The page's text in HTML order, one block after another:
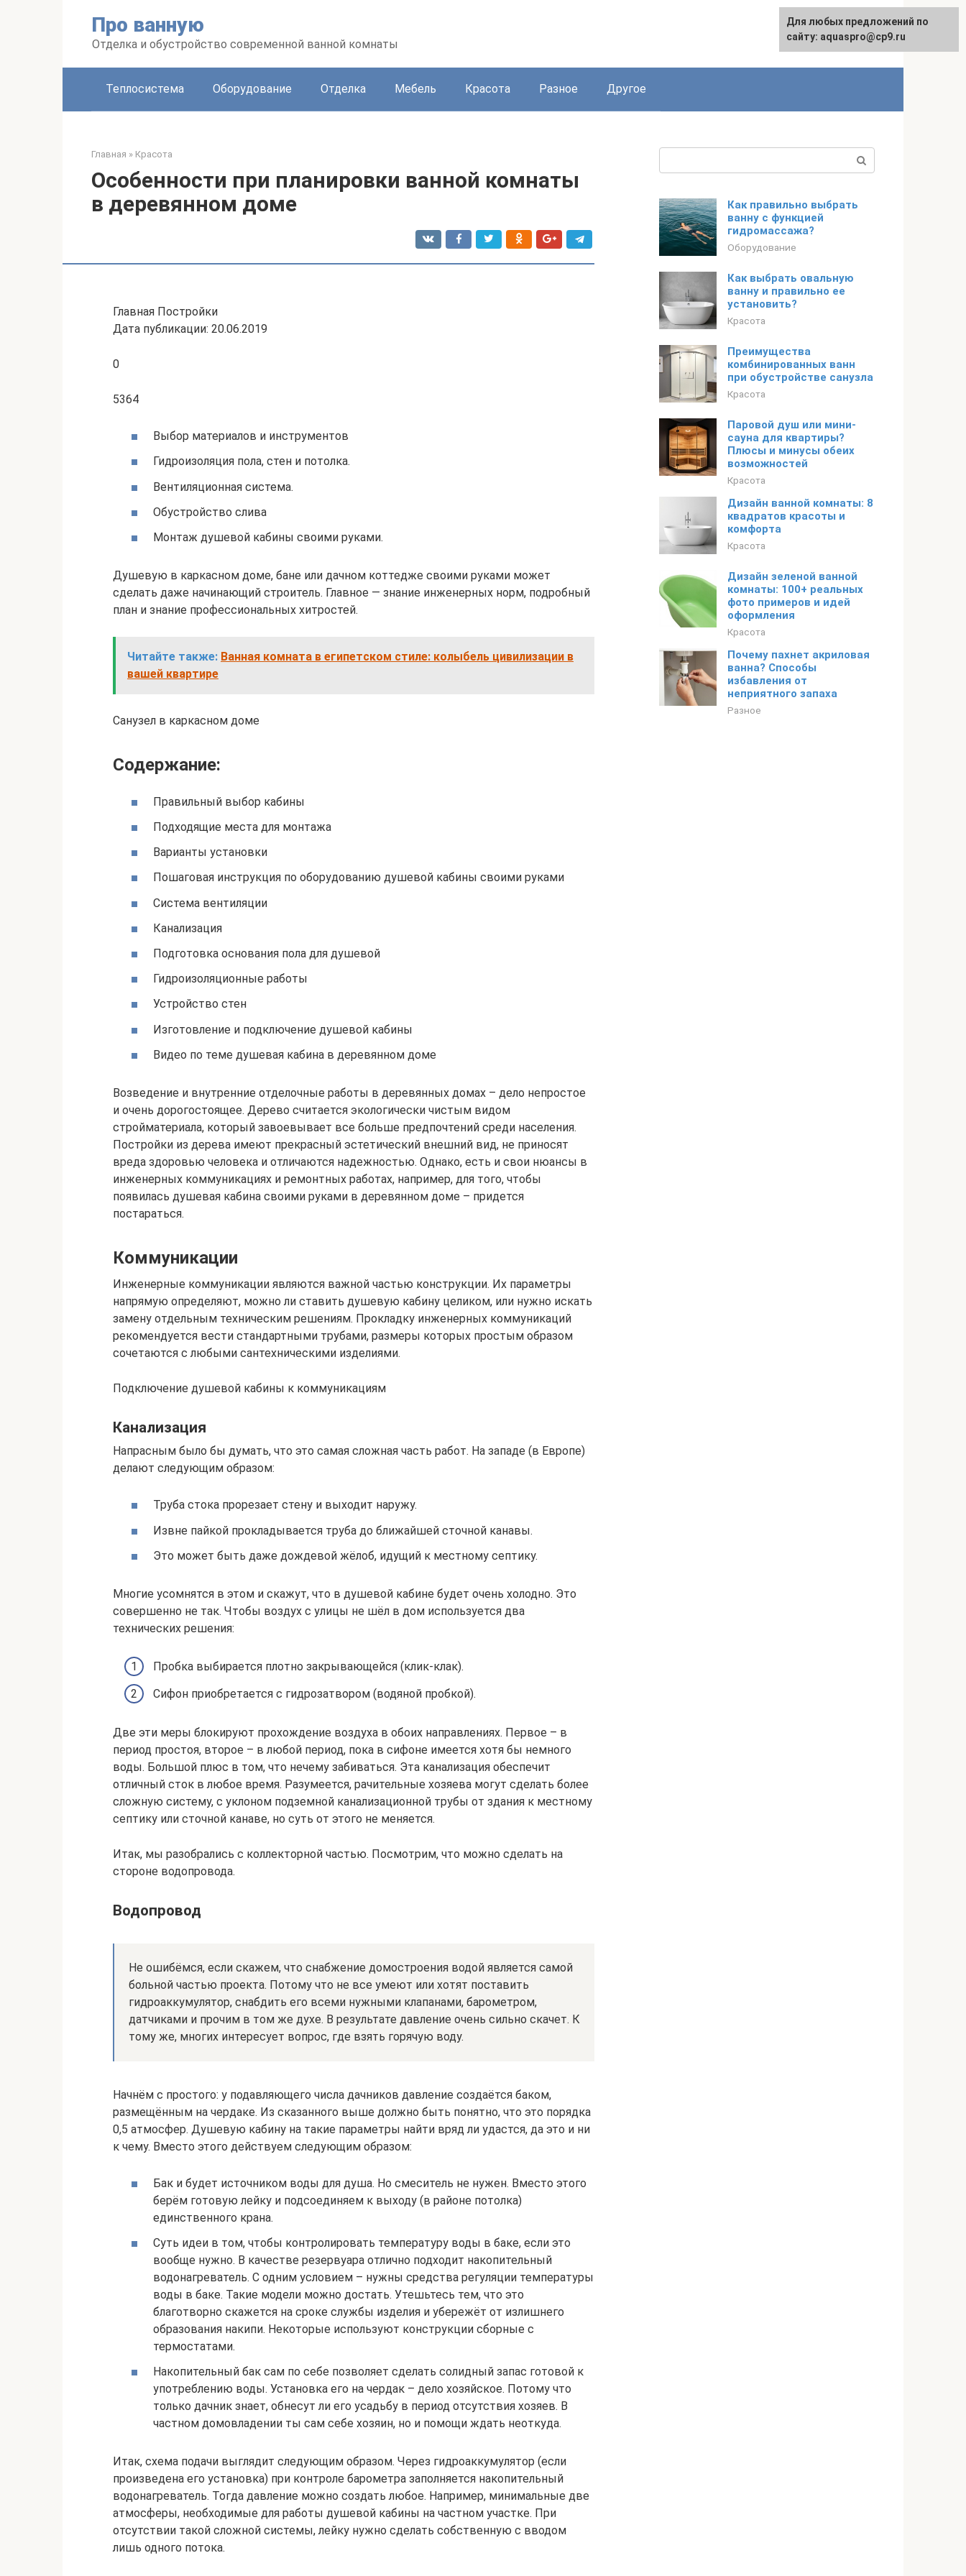
Про ванную
Отделка и обустройство современной ванной комнаты
English
Теплосистема Оборудование Отделка Мебель Красота Разное Другое
Главная » Красота
Особенности при планировки ванной комнаты
в деревянном доме
Главная Постройки
Дата публикации: 20.06.2019
0
5364
Выбор материалов и инструментов
Гидроизоляция пола, стен и потолка.
Вентиляционная система.
Обустройство слива
Монтаж душевой кабины своими руками.
Душевую в каркасном доме, бане или дачном коттедже своими руками может
сделать даже начинающий строитель. Главное — знание инженерных норм, подробный
план и знание профессиональных хитростей.
Читайте также: Ванная комната в египетском стиле: колыбель цивилизации в
вашей квартире
Санузел в каркасном доме
Содержание:
Правильный выбор кабины
Подходящие места для монтажа
Варианты установки
Пошаговая инструкция по оборудованию душевой кабины своими руками
Система вентиляции
Канализация
Подготовка основания пола для душевой
Гидроизоляционные работы
Устройство стен
Изготовление и подключение душевой кабины
Видео по теме душевая кабина в деревянном доме
Возведение и внутренние отделочные работы в деревянных домах – дело непростое
и очень дорогостоящее. Дерево считается экологически чистым видом
стройматериала, который завоевывает все больше предпочтений среди населения.
Постройки из дерева имеют прекрасный эстетический внешний вид, не приносят
вреда здоровью человека и отличаются надежностью. Однако, есть и свои нюансы в
инженерных коммуникациях и ремонтных работах, например, для того, чтобы
появилась душевая кабина своими руками в деревянном доме – придется
постараться.
Коммуникации
Инженерные коммуникации являются важной частью конструкции. Их параметры
напрямую определяют, можно ли ставить душевую кабину целиком, или нужно искать
замену отдельным техническим решениям. Прокладку инженерных коммуникаций
рекомендуется вести стандартными трубами, размеры которых простым образом
сочетаются с любыми сантехническими изделиями.
Подключение душевой кабины к коммуникациям
Канализация
Напрасным было бы думать, что это самая сложная часть работ. На западе (в Европе)
делают следующим образом:
Труба стока прорезает стену и выходит наружу.
Извне пайкой прокладывается труба до ближайшей сточной канавы.
Это может быть даже дождевой жёлоб, идущий к местному септику.
Многие усомнятся в этом и скажут, что в душевой кабине будет очень холодно. Это
совершенно не так. Чтобы воздух с улицы не шёл в дом используется два
технических решения:
Пробка выбирается плотно закрывающейся (клик-клак).
Сифон приобретается с гидрозатвором (водяной пробкой).
Две эти меры блокируют прохождение воздуха в обоих направлениях. Первое – в
период простоя, второе – в любой период, пока в сифоне имеется хотя бы немного
воды. Большой плюс в том, что нечему забиваться. Эта канализация обеспечит
отличный сток в любое время. Разумеется, рачительные хозяева могут сделать более
сложную систему, с уклоном подземной канализационной трубы от здания к местному
септику или сточной канаве, но суть от этого не меняется.
Итак, мы разобрались с коллекторной частью. Посмотрим, что можно сделать на
стороне водопровода.
Водопровод
Не ошибёмся, если скажем, что снабжение домостроения водой является самой
больной частью проекта. Потому что не все умеют или хотят поставить
гидроаккумулятор, снабдить его всеми нужными клапанами, барометром,
датчиками и прочим в том же духе. В результате давление очень сильно скачет. К
тому же, многих интересует вопрос, где взять горячую воду.
Начнём с простого: у подавляющего числа дачников давление создаётся баком,
размещённым на чердаке. Из сказанного выше должно быть понятно, что это порядка
0,5 атмосфер. Душевую кабину на такие параметры найти вряд ли удастся, да это и ни
к чему. Вместо этого действуем следующим образом:
Бак и будет источником воды для душа. Но смеситель не нужен. Вместо этого
берём готовую лейку и подсоединяем к выходу (в районе потолка)
единственного крана.
Суть идеи в том, чтобы контролировать температуру воды в баке, если это
вообще нужно. В качестве резервуара отлично подходит накопительный
водонагреватель. С одним условием – нужны средства регуляции температуры
воды в баке. Такие модели можно достать. Утешьтесь тем, что это
благотворно скажется на сроке службы изделия и убережёт от излишнего
образования накипи. Некоторые используют конструкции сборные с
термостатами.
Накопительный бак сам по себе позволяет сделать солидный запас готовой к
употреблению воды. Установка его на чердак – дело хозяйское. Потому что
только дачник знает, обнесут ли его усадьбу в период отсутствия хозяев. В
частном домовладении ты сам себе хозяин, но и помощи ждать неоткуда.
Итак, схема подачи выглядит следующим образом. Через гидроаккумулятор (если
произведена его установка) при контроле барометра заполняется накопительный
водонагреватель. Тогда давление можно создать любое. Например, минимальные две
атмосферы, необходимые для работы душевой кабины на частном участке. При
отсутствии такой сложной системы, лейку нужно сделать собственную с вводом
лишь одного потока.
Как правильно выбрать
ванну с функцией
гидромассажа?
Оборудование
Как выбрать овальную
ванну и правильно ее
установить?
Красота
Преимущества
комбинированных ванн
при обустройстве санузла
Красота
Паровой душ или мини-
сауна для квартиры?
Плюсы и минусы обеих
возможностей
Красота
Дизайн ванной комнаты: 8
квадратов красоты и
комфорта
Красота
Дизайн зеленой ванной
комнаты: 100+ реальных
фото примеров и идей
оформления
Красота
Почему пахнет акриловая
ванна? Способы
избавления от
неприятного запаха
Разное
Для любых предложений по
сайту: aquaspro@cp9.ru